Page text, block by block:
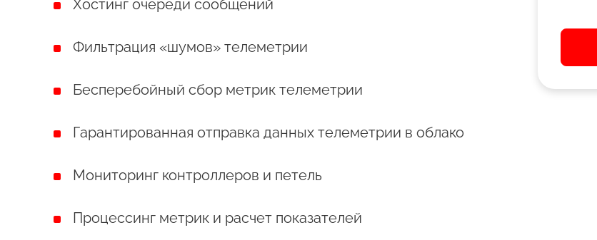
Хостинг очереди сообщений
Фильтрация «шумов» телеметрии
Бесперебойный сбор метрик телеметрии
Гарантированная отправка данных телеметрии в облако
Мониторинг контроллеров и петель
Процессинг метрик и расчет показателей